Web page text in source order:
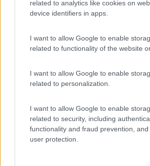
related to analytics like cookies on
device identifiers in apps.
I want to allow Google to enable
related to functionality of the website
I want to allow Google to enable
related to personalization.
I want to allow Google to enable
related to security, including
functionality and fraud prevention,
user protection.
Inserito il18/09/2020 alle:21:12:47
Sono in corso lavori per prolungarla sino a dopo
problema sono gli pseudo ciclisti campioni del
Questo è uno dei motivi per cui tante volte
Non per tutte le ciclabili, ma in Italia quelle
poche.
Servo per Amikeco by IPA